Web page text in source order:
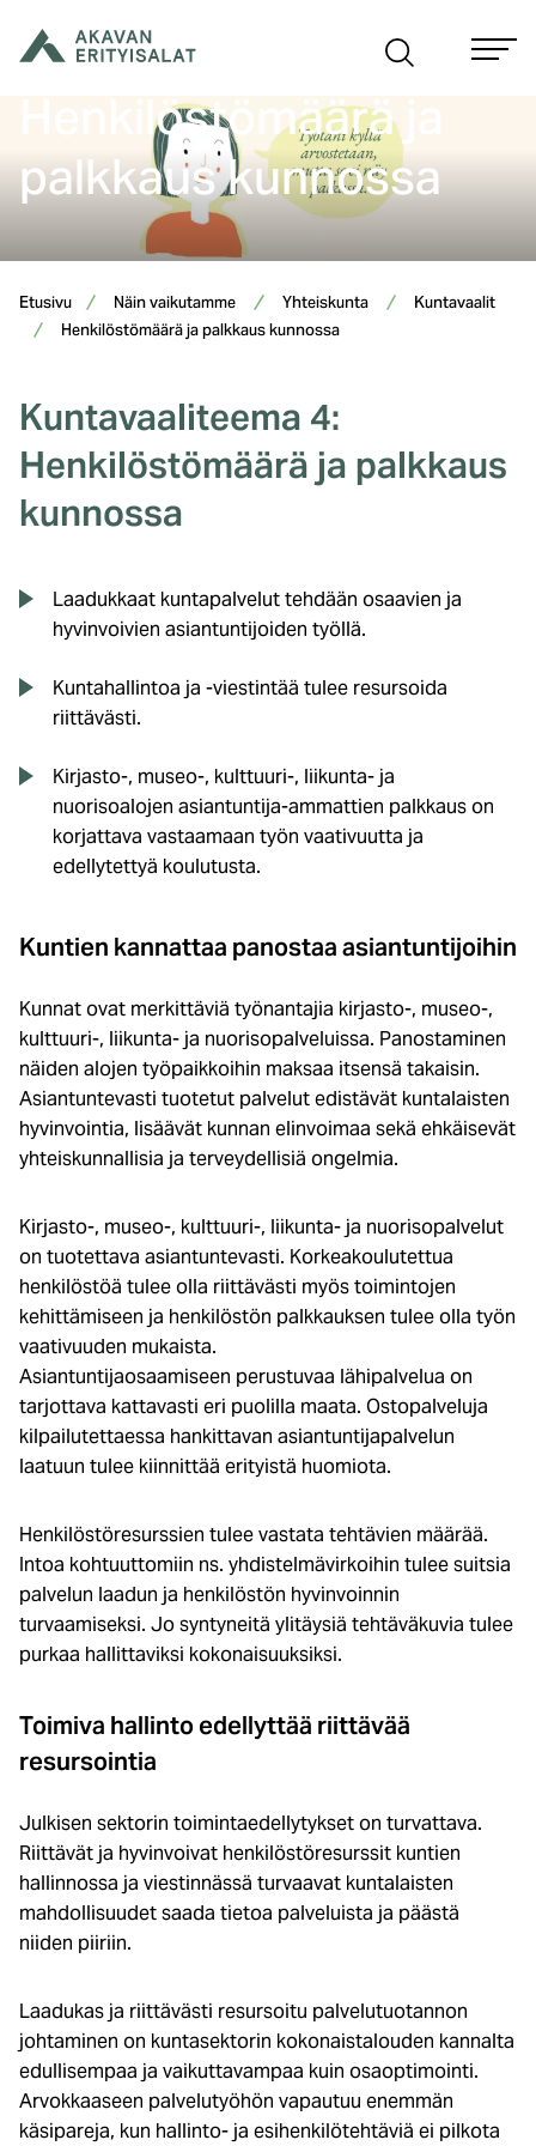
sisältöön
Henkilöstömäärä ja
palkkaus kunnossa
Etusivu Näin vaikutamme Yhteiskunta
Kuntavaalit
Henkilöstömäärä ja palkkaus kunnossa
Kuntavaaliteema 4:
Henkilöstömäärä ja palkkaus
kunnossa
Laadukkaat kuntapalvelut tehdään osaavien ja
hyvinvoivien asiantuntijoiden työllä.
Kuntahallintoa ja -viestintää tulee resursoida
riittävästi.
Kirjasto-, museo-, kulttuuri-, liikunta- ja
nuorisoalojen asiantuntija-ammattien palkkaus on
korjattava vastaamaan työn vaativuutta ja
edellytettyä koulutusta.
Kuntien kannattaa panostaa asiantuntijoihin
Kunnat ovat merkittäviä työnantajia kirjasto-, museo-,
kulttuuri-, liikunta- ja nuorisopalveluissa. Panostaminen
näiden alojen työpaikkoihin maksaa itsensä takaisin.
Asiantuntevasti tuotetut palvelut edistävät kuntalaisten
hyvinvointia, lisäävät kunnan elinvoimaa sekä ehkäisevät
yhteiskunnallisia ja terveydellisiä ongelmia.
Kirjasto-, museo-, kulttuuri-, liikunta- ja nuorisopalvelut
on tuotettava asiantuntevasti. Korkeakoulutettua
henkilöstöä tulee olla riittävästi myös toimintojen
kehittämiseen ja henkilöstön palkkauksen tulee olla työn
vaativuuden mukaista.
Asiantuntijaosaamiseen perustuvaa lähipalvelua on
tarjottava kattavasti eri puolilla maata. Ostopalveluja
kilpailutettaessa hankittavan asiantuntijapalvelun
laatuun tulee kiinnittää erityistä huomiota.
Henkilöstöresurssien tulee vastata tehtävien määrää.
Intoa kohtuuttomiin ns. yhdistelmävirkoihin tulee suitsia
palvelun laadun ja henkilöstön hyvinvoinnin
turvaamiseksi. Jo syntyneitä ylitäysiä tehtäväkuvia tulee
purkaa hallittaviksi kokonaisuuksiksi.
Toimiva hallinto edellyttää riittävää
resursointia
Julkisen sektorin toimintaedellytykset on turvattava.
Riittävät ja hyvinvoivat henkilöstöresurssit kuntien
hallinnossa ja viestinnässä turvaavat kuntalaisten
mahdollisuudet saada tietoa palveluista ja päästä
niiden piiriin.
Laadukas ja riittävästi resursoitu palvelutuotannon
johtaminen on kuntasektorin kokonaistalouden kannalta
edullisempaa ja vaikuttavampaa kuin osaoptimointi.
Arvokkaaseen palvelutyöhön vapautuu enemmän
käsipareja, kun hallinto- ja esihenkilötehtäviä ei pilkota